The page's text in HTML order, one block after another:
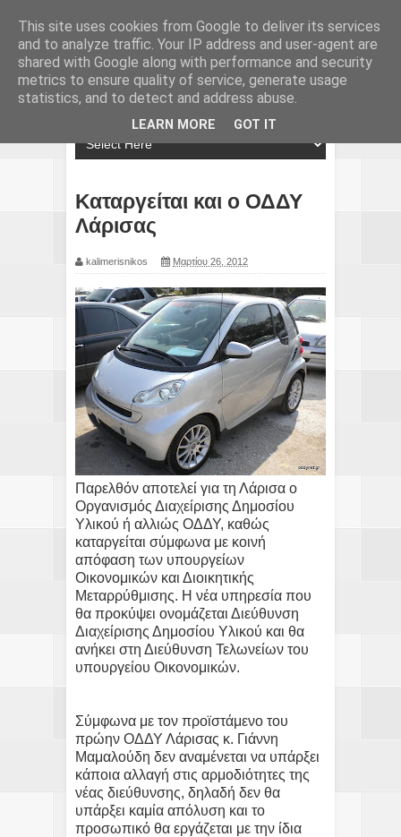
Καταργείται και ο ΟΔΔΥ
Λάρισας
kalimerisnikos Μαρτίου 26, 2012
Παρελθόν αποτελεί για τη Λάρισα ο
Οργανισμός Διαχείρισης Δημοσίου
Υλικού ή αλλιώς ΟΔΔΥ, καθώς
καταργείται σύμφωνα με κοινή
απόφαση των υπουργείων
Οικονομικών και Διοικητικής
Μεταρρύθμισης. Η νέα υπηρεσία που
θα προκύψει ονομάζεται Διεύθυνση
Διαχείρισης Δημοσίου Υλικού και θα
ανήκει στη Διεύθυνση Τελωνείων του
υπουργείου Οικονομικών.
Σύμφωνα με τον προϊστάμενο του
πρώην ΟΔΔΥ Λάρισας κ. Γιάννη
Μαμαλούδη δεν αναμένεται να υπάρξει
κάποια αλλαγή στις αρμοδιότητες της
νέας διεύθυνσης, δηλαδή δεν θα
υπάρξει καμία απόλυση και το
προσωπικό θα εργάζεται με την ίδια
This site uses cookies from Google to deliver its services
and to analyze traffic. Your IP address and user-agent are
shared with Google along with performance and security
metrics to ensure quality of service, generate usage
statistics, and to detect and address abuse.
LEARN MORE GOT IT